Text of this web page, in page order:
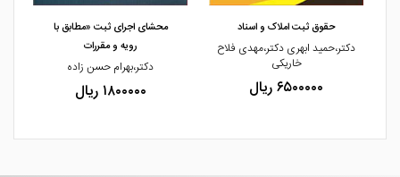
حقوق ثبت املاک و اسناد
دکتر،حمید ابهری دکتر،مهدی فلاح
خاریکی
۶۵۰۰۰۰۰ ریال
محشای اجرای ثبت «مطابق با
رویه و مقررات
دکتر،بهرام حسن زاده
۱۸۰۰۰۰۰ ریال